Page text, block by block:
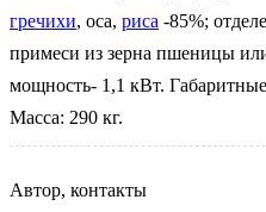
гречихи, оса, риса -85%;
примеси из зерна пшеницы
мощность- 1,1 кВт.
Масса: 290 кг.
Автор, контакты